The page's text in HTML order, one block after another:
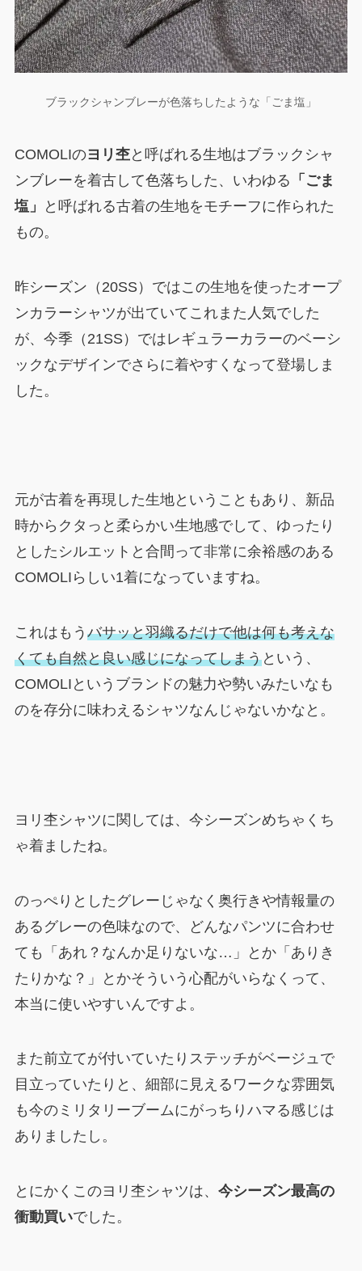
ブラックシャンブレーが色落ちしたような「ごま塩」
COMOLIのヨリ杢と呼ばれる生地はブラックシャ
ンブレーを着古して色落ちした、いわゆる 「ごま
塩」
と呼ばれる古着の生地をモチーフに作られた
もの。
昨シーズン（20SS）ではこの生地を使ったオープ
ンカラーシャツが出ていてこれまた人気でした
が、今季（21SS）ではレギュラーカラーのベーシ
ックなデザインでさらに着やすくなって登場しま
した。
元が古着を再現した生地ということもあり、新品
時からクタっと柔らかい生地感でして、ゆったり
としたシルエットと合間って非常に余裕感のある
COMOLIらしい1着になっていますね。
これはもう バサッと羽織るだけで他は何も考えな
くても自然と良い感じになってしまうという、
COMOLIというブランドの魅力や勢いみたいなも
のを存分に味わえるシャツなんじゃないかなと。
ヨリ杢シャツに関しては、今シーズンめちゃくち
ゃ着ましたね。
のっぺりとしたグレーじゃなく奥行きや情報量の
あるグレーの色味なので、どんなパンツに合わせ
ても「あれ？なんか足りないな…」とか「ありき
たりかな？」とかそういう心配がいらなくって、
本当に使いやすいんですよ。
また前立てが付いていたりステッチがベージュで
目立っていたりと、細部に見えるワークな雰囲気
も今のミリタリーブームにがっちりハマる感じは
ありましたし。
とにかくこのヨリ杢シャツは、 今シーズン最高の
衝動買いでした。